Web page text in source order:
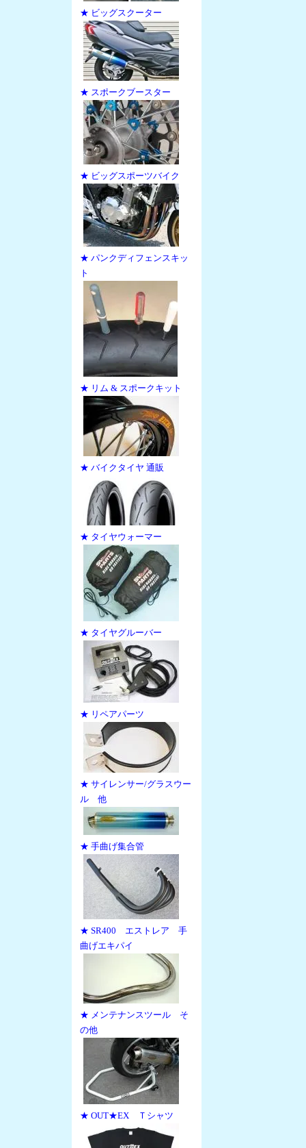
★ ビッグスクーター
★ スポークブースター
★ ビッグスポーツバイク
★ パンクディフェンスキッ
ト
★ リム & スポークキット
★ バイクタイヤ 通販
★ タイヤウォーマー
★ タイヤグルーバー
★ リペアパーツ
★ サイレンサー/グラスウー
ル 他
★ 手曲げ集合管
★ SR400 エストレア 手
曲げエキパイ
★ メンテナンスツール そ
の他
★ OUT★EX Ｔシャツ